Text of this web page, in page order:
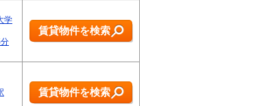
学
賃貸物件を検索
賃貸物件を検索